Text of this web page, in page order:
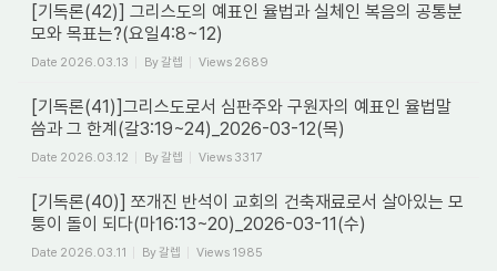
[기독론(42)] 그리스도의 예표인 율법과 실체인 복음의 공통분
모와 목표는?(요일4:8~12)
Date 2026.03.13 By갈렙 Views 2689
[기독론(41)]그리스도로서 심판주와 구원자의 예표인 율법말
씀과 그 한계(갈3:19~24)_2026-03-12(목)
Date 2026.03.12 By갈렙 Views 3317
[기독론(40)] 쪼개진 반석이 교회의 건축재료로서 살아있는 모
퉁이 돌이 되다(마16:13~20)_2026-03-11(수)
Date 2026.03.11 By갈렙 Views 1985